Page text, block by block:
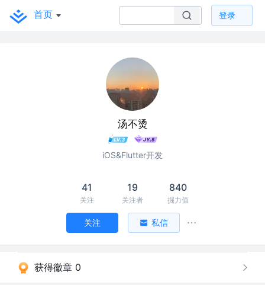
首页 登录
汤不烫
iOS&Flutter开发
41
关注
19
关注者
840
掘力值
关注 私信
获得徽章 0